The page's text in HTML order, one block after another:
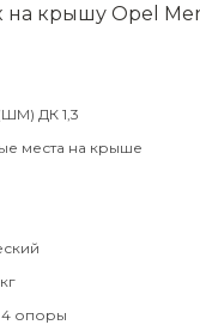
на крышу Opel
ДК 1,3
места на крыше
4 опоры